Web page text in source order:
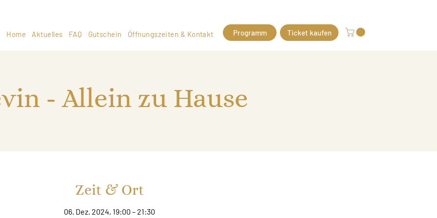
Home Aktuelles FAQ Gutschein Öffnungszeiten & Kontakt Programm Ticket kaufen
- Allein zu Hause
Zeit & Ort
06. Dez. 2024, 19:00 – 21:30